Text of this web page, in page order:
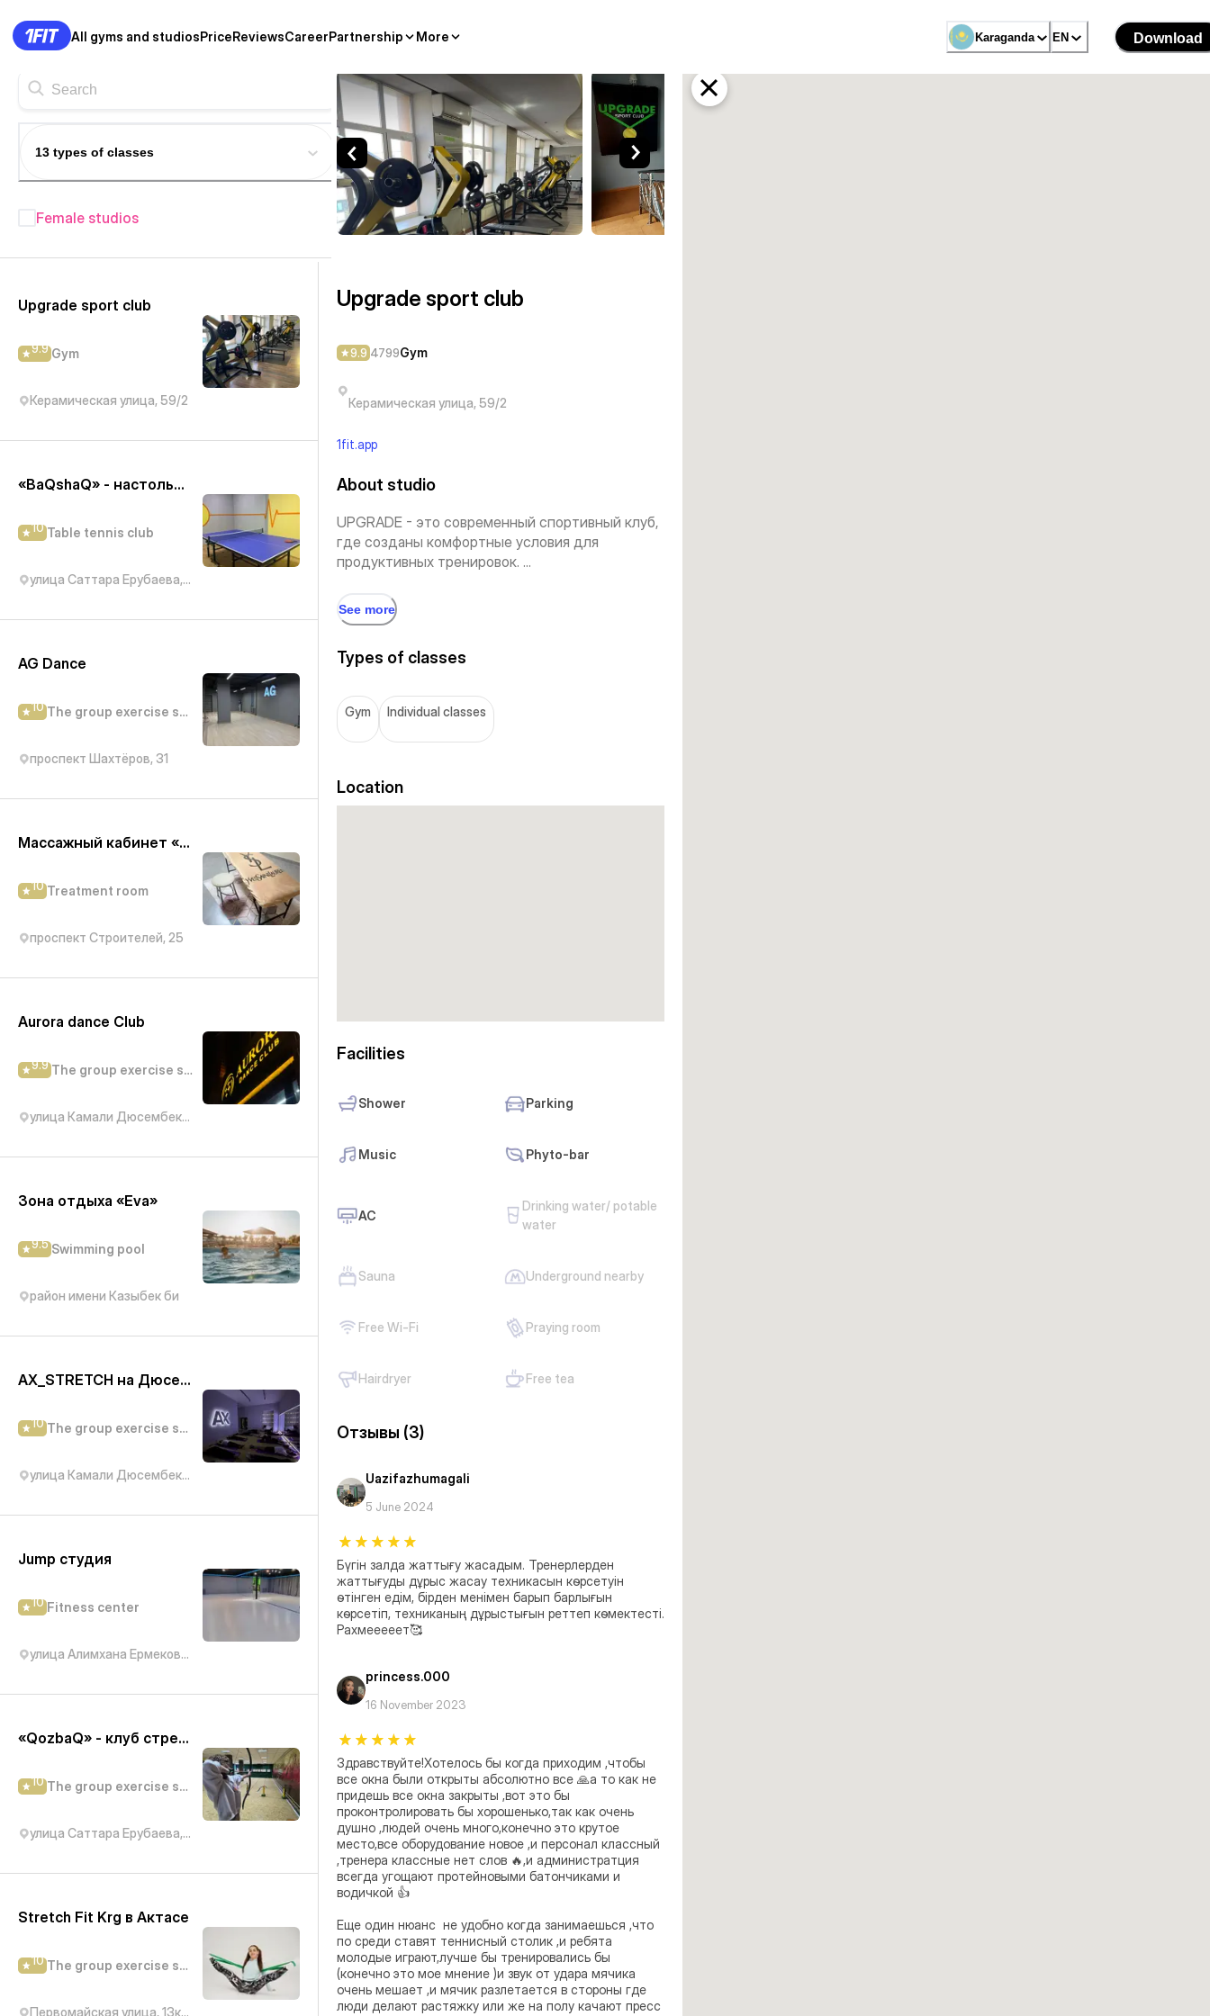
All gyms and studiosPriceReviewsCareerPartnership More Karaganda EN Download
13 types of classes
Female studios
Fitness studios in Karaganda
Upgrade sport club
9.9 Gym
Керамическая улица, 59/2
«BaQshaQ» - настольный теннис
10 Table tennis club
улица Саттара Ерубаева, 50/5
AG Dance
10 The group exercise studio
проспект Шахтёров, 31
Массажный кабинет «Массаж Асель»
10 Treatment room
проспект Строителей, 25
Aurora dance Club
9.9 The group exercise studio
улица Камали Дюсембекова, 83/2
Зона отдыха «Eva»
9.5 Swimming pool
район имени Казыбек би
AX_STRETCH на Дюсембекова
10 The group exercise studio
улица Камали Дюсембекова, 83/2
Jump студия
10 Fitness center
улица Алимхана Ермекова, 58/6к1
«QozbaQ» - клуб стрельбы из лука
10 The group exercise studio
улица Саттара Ерубаева, 50/5
Stretch Fit Krg в Актасе
10 The group exercise studio
Первомайская улица, 13к2/1
Upgrade sport club — Gym Karaganda
Upgrade sport club
9.9 4799Gym
Керамическая улица, 59/2
1fit.app
About studio
UPGRADE - это современный спортивный клуб,
где созданы комфортные условия для
продуктивных тренировок. ...
See more
Types of classes
Gym Individual classes
Location
Facilities
Shower Parking
Music Phyto-bar
AC
Drinking water/ potable
water
Sauna Underground nearby
Free Wi-Fi Praying room
Hairdryer Free tea
Отзывы (3)
Uazifazhumagali
5 June 2024
Бүгін залда жаттығу жасадым. Тренерлерден
жаттығуды дұрыс жасау техникасын көрсетуін
өтінген едім, бірден менімен барып барлығын
көрсетіп, техниканың дұрыстығын реттеп көмектесті.
Рахмееееет🥰
princess.000
16 November 2023
Здравствуйте!Хотелось бы когда приходим ,чтобы
все окна были открыты абсолютно все 🙏а то как не
придешь все окна закрыты ,вот это бы
проконтролировать бы хорошенько,так как очень
душно ,людей очень много,конечно это крутое
место,все оборудование новое ,и персонал классный
,тренера классные нет слов 🔥,и администратция
всегда угощают протейновыми батончиками и
водичкой 👍
Еще один нюанс  не удобно когда занимаешься ,что
по среди ставят теннисный столик ,и ребята
молодые играют,лучше бы тренировались бы
(конечно это мое мнение )и звук от удара мячика
очень мешает ,и мячик разлетается в стороны где
люди делают растяжку или же на полу качают пресс